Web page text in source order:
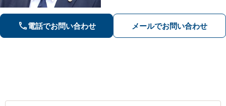
談ください【LINEで連絡可】【夜間・
休日面談可】【完全個室】【法テラス
利用可】
電話でお問い合わせ メールでお問い合わせ